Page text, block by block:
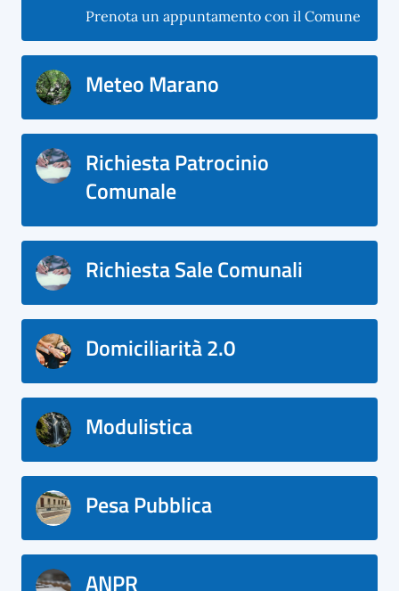
Prenota un appuntamento con il Comune
Meteo Marano
Richiesta Patrocinio
Comunale
Richiesta Sale Comunali
Domiciliarità 2.0
Modulistica
Pesa Pubblica
ANPR